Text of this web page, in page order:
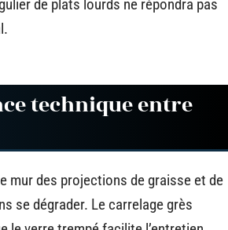
de plats lourds ne répondra pas
technique entre
mur des projections de graisse et de
se dégrader. Le carrelage grès